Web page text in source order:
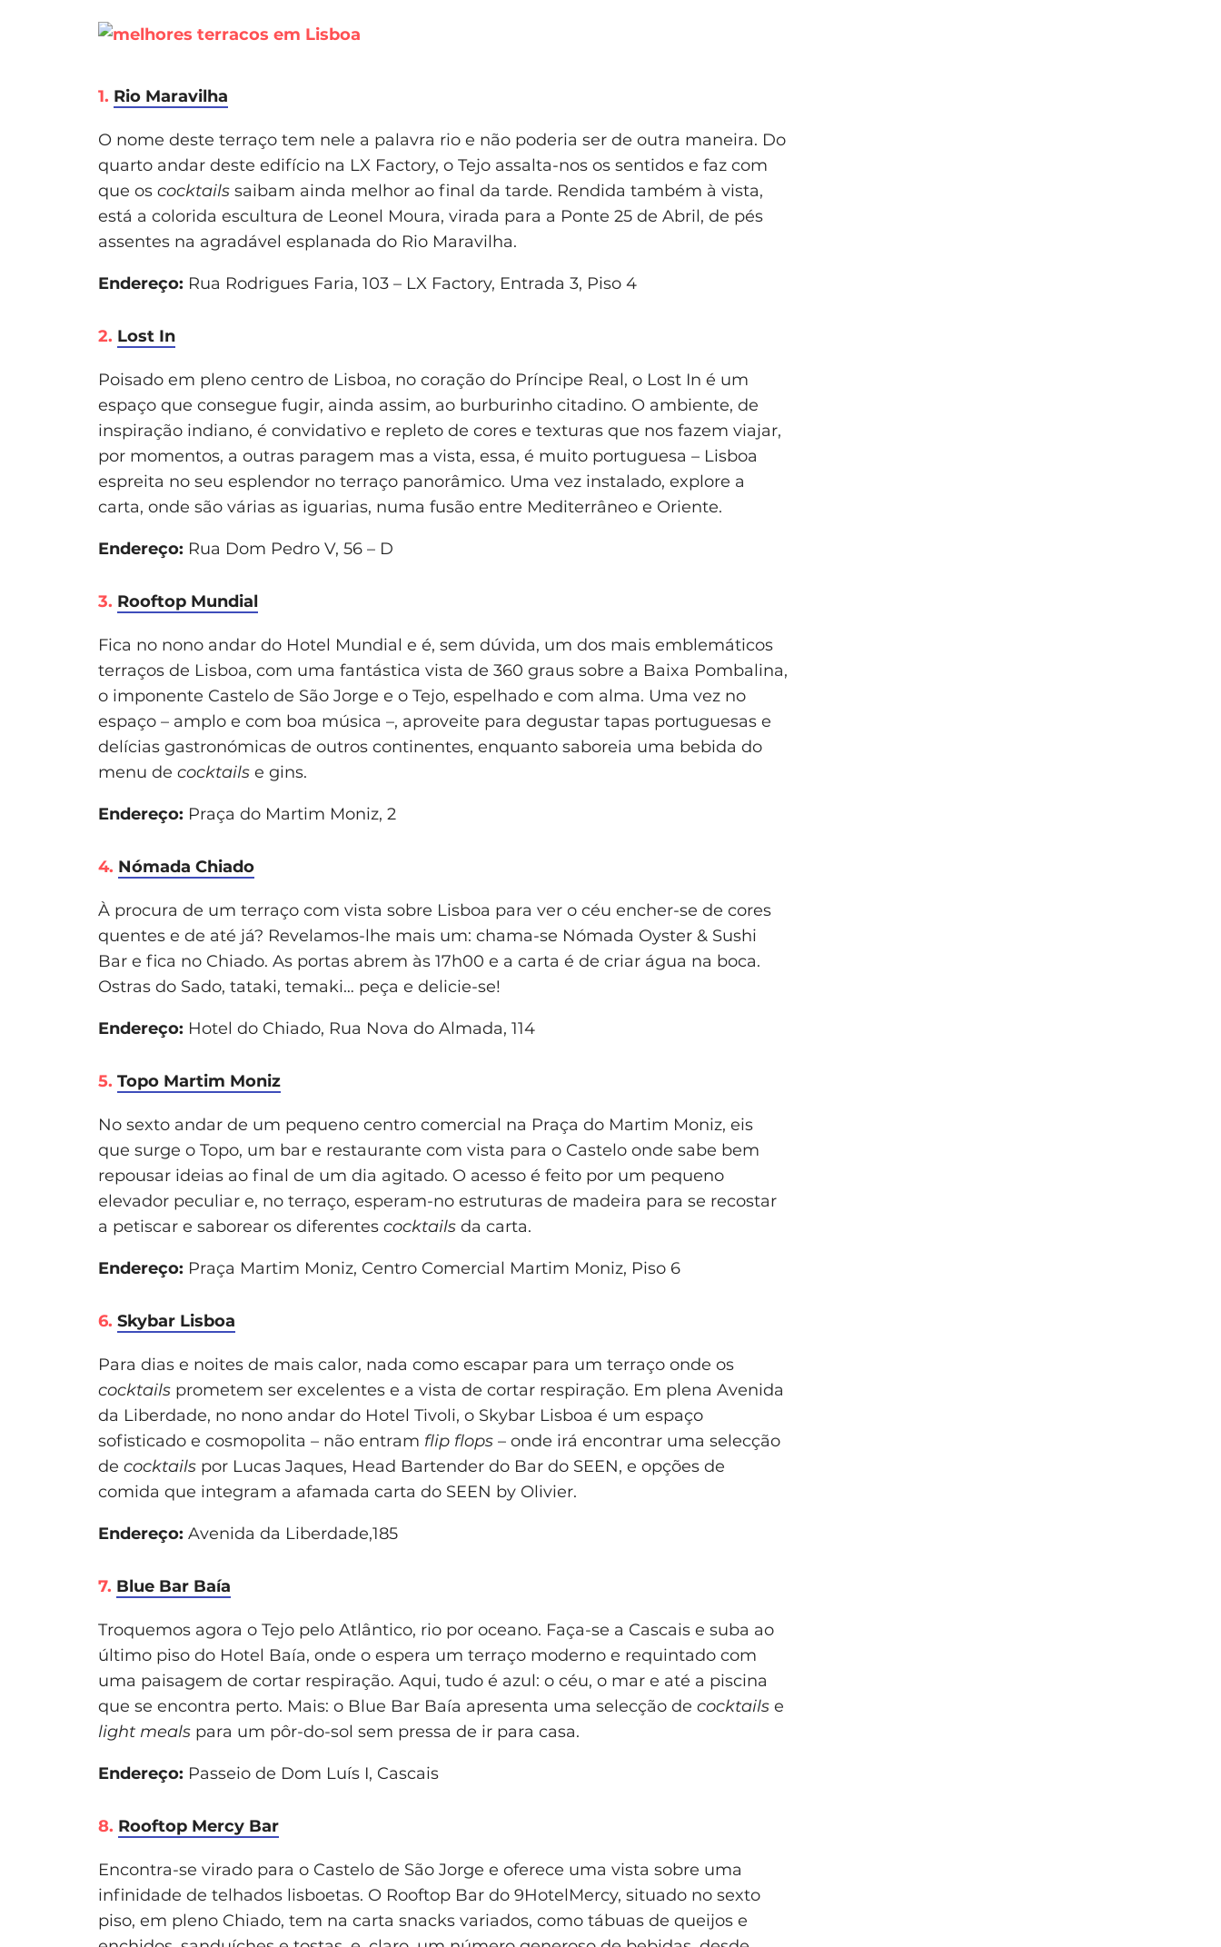
1. Rio Maravilha
O nome deste terraço tem nele a palavra rio e não poderia ser de outra maneira. Do
quarto andar deste edifício na LX Factory, o Tejo assalta-nos os sentidos e faz com
que os cocktails saibam ainda melhor ao final da tarde. Rendida também à vista,
está a colorida escultura de Leonel Moura, virada para a Ponte 25 de Abril, de pés
assentes na agradável esplanada do Rio Maravilha.
Endereço: Rua Rodrigues Faria, 103 – LX Factory, Entrada 3, Piso 4
2. Lost In
Poisado em pleno centro de Lisboa, no coração do Príncipe Real, o Lost In é um
espaço que consegue fugir, ainda assim, ao burburinho citadino. O ambiente, de
inspiração indiano, é convidativo e repleto de cores e texturas que nos fazem viajar,
por momentos, a outras paragem mas a vista, essa, é muito portuguesa – Lisboa
espreita no seu esplendor no terraço panorâmico. Uma vez instalado, explore a
carta, onde são várias as iguarias, numa fusão entre Mediterrâneo e Oriente.
Endereço: Rua Dom Pedro V, 56 – D
3. Rooftop Mundial
Fica no nono andar do Hotel Mundial e é, sem dúvida, um dos mais emblemáticos
terraços de Lisboa, com uma fantástica vista de 360 graus sobre a Baixa Pombalina,
o imponente Castelo de São Jorge e o Tejo, espelhado e com alma. Uma vez no
espaço – amplo e com boa música –, aproveite para degustar tapas portuguesas e
delícias gastronómicas de outros continentes, enquanto saboreia uma bebida do
menu de cocktails e gins.
Endereço: Praça do Martim Moniz, 2
4. Nómada Chiado
À procura de um terraço com vista sobre Lisboa para ver o céu encher-se de cores
quentes e de até já? Revelamos-lhe mais um: chama-se Nómada Oyster & Sushi
Bar e fica no Chiado. As portas abrem às 17h00 e a carta é de criar água na boca.
Ostras do Sado, tataki, temaki… peça e delicie-se!
Endereço: Hotel do Chiado, Rua Nova do Almada, 114
5. Topo Martim Moniz
No sexto andar de um pequeno centro comercial na Praça do Martim Moniz, eis
que surge o Topo, um bar e restaurante com vista para o Castelo onde sabe bem
repousar ideias ao final de um dia agitado. O acesso é feito por um pequeno
elevador peculiar e, no terraço, esperam-no estruturas de madeira para se recostar
a petiscar e saborear os diferentes cocktails da carta.
Endereço: Praça Martim Moniz, Centro Comercial Martim Moniz, Piso 6
6. Skybar Lisboa
Para dias e noites de mais calor, nada como escapar para um terraço onde os
cocktails prometem ser excelentes e a vista de cortar respiração. Em plena Avenida
da Liberdade, no nono andar do Hotel Tivoli, o Skybar Lisboa é um espaço
sofisticado e cosmopolita – não entram flip flops – onde irá encontrar uma selecção
de cocktails por Lucas Jaques, Head Bartender do Bar do SEEN, e opções de
comida que integram a afamada carta do SEEN by Olivier.
Endereço: Avenida da Liberdade,185
7. Blue Bar Baía
Troquemos agora o Tejo pelo Atlântico, rio por oceano. Faça-se a Cascais e suba ao
último piso do Hotel Baía, onde o espera um terraço moderno e requintado com
uma paisagem de cortar respiração. Aqui, tudo é azul: o céu, o mar e até a piscina
que se encontra perto. Mais: o Blue Bar Baía apresenta uma selecção de cocktails e
light meals para um pôr-do-sol sem pressa de ir para casa.
Endereço: Passeio de Dom Luís I, Cascais
8. Rooftop Mercy Bar
Encontra-se virado para o Castelo de São Jorge e oferece uma vista sobre uma
infinidade de telhados lisboetas. O Rooftop Bar do 9HotelMercy, situado no sexto
piso, em pleno Chiado, tem na carta snacks variados, como tábuas de queijos e